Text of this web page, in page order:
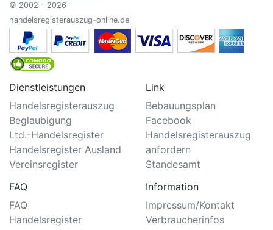
© 2002 - 2026
handelsregisterauszug-online.de
Dienstleistungen
Handelsregisterauszug
Beglaubigung
Ltd.-Handelsregister
Handelsregister Ausland
Vereinsregister
Link
Bebauungsplan
Facebook
Handelsregisterauszug
anfordern
Standesamt
FAQ
FAQ
Handelsregister
Information
Impressum/Kontakt
Verbraucherinfos